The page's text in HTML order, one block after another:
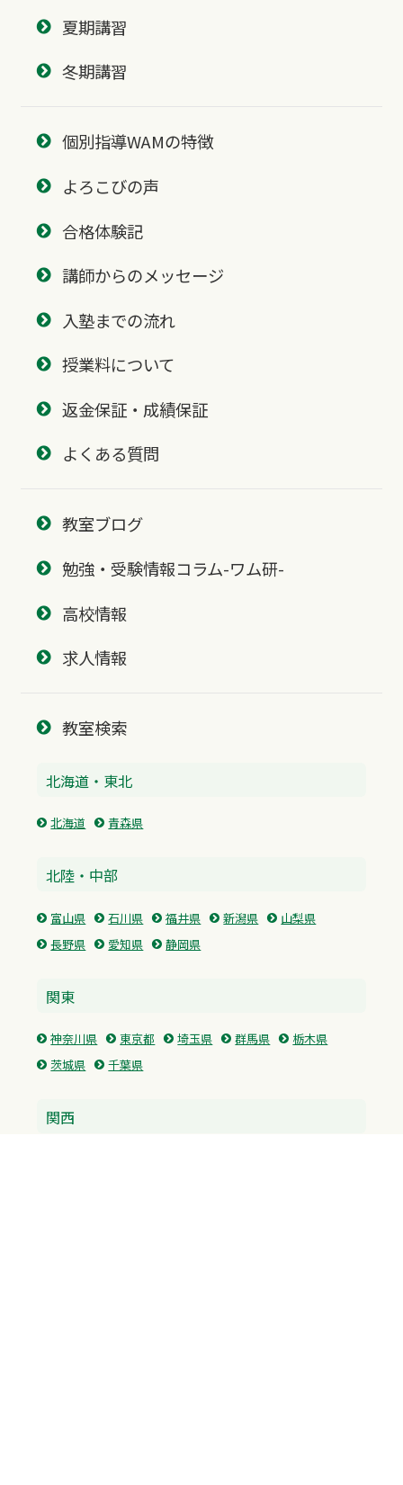
夏期講習
冬期講習
個別指導WAMの特徴
よろこびの声
合格体験記
講師からのメッセージ
入塾までの流れ
授業料について
返金保証・成績保証
よくある質問
教室ブログ
勉強・受験情報コラム-ワム研-
高校情報
求人情報
教室検索
北海道・東北
北海道 青森県
北陸・中部
富山県 石川県 福井県 新潟県
山梨県
長野県
愛知県 静岡県
関東
神奈川県 東京都 埼玉県 群馬県
栃木県
茨城県
千葉県
関西